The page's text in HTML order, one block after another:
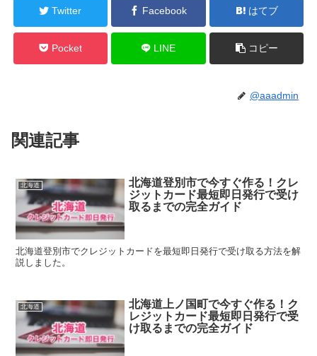
Twitter Facebook はてブ
Pocket LINE コピー
@aaadmin
関連記事
北海道
北海道登別市で今すぐ作る！クレ
ジットカード最短即日発行で受け
取るまでの完全ガイド
北海道登別市でクレジットカードを最短即日発行で受け取る方法を解
説しました。
北海道
北海道上ノ国町で今すぐ作る！ク
レジットカード最短即日発行で受
け取るまでの完全ガイド